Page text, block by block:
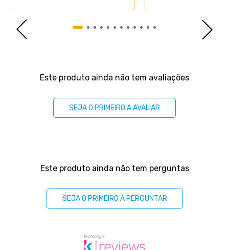
Especificações Técnicas Base Box:
- Marca: Lucas Colchões;
- Material: Madeira tratada;
- Altura dos pés: 12cm;
- Revestimento: Sintético;
- Dimensões (larg. x comp. x alt.) Solteiro King:
96x203x39cm.
Este produto ainda não tem avaliações
SEJA O PRIMEIRO A AVALIAR
Este produto ainda não tem perguntas
SEJA O PRIMEIRO A PERGUNTAR